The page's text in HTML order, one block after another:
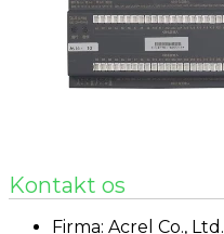
Kontakt os
Firma: Acrel Co., Ltd.